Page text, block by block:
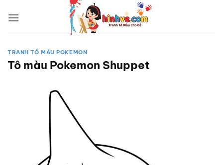
qua
TRANH TÔ MÀU POKEMON
Tô màu Pokemon Shuppet